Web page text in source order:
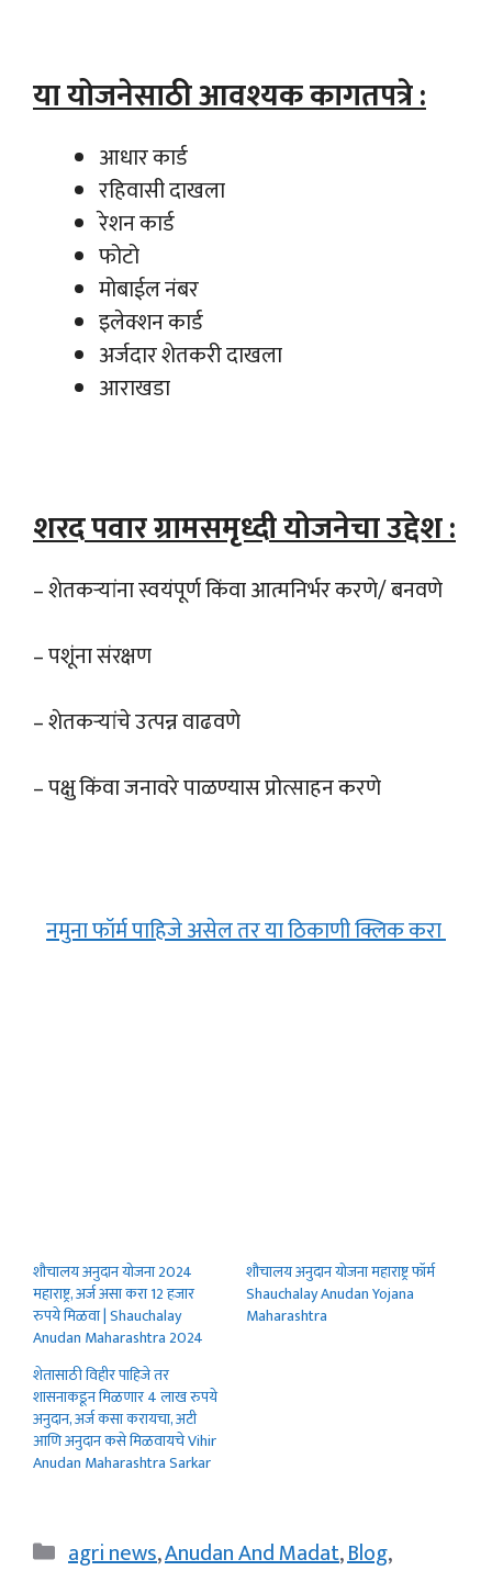
या योजनेसाठी आवश्यक कागतपत्रे :
आधार कार्ड
रहिवासी दाखला
रेशन कार्ड
फोटो
मोबाईल नंबर
इलेक्शन कार्ड
अर्जदार शेतकरी दाखला
आराखडा
शरद पवार ग्रामसमृध्दी योजनेचा उद्देश :
– शेतकऱ्यांना स्वयंपूर्ण किंवा आत्मनिर्भर करणे/ बनवणे
– पशूंना संरक्षण
– शेतकऱ्यांचे उत्पन्न वाढवणे
– पक्षु किंवा जनावरे पाळण्यास प्रोत्साहन करणे
नमुना फॉर्म पाहिजे असेल तर या ठिकाणी क्लिक करा
शौचालय अनुदान योजना 2024
महाराष्ट्र, अर्ज असा करा 12 हजार
रुपये मिळवा | Shauchalay
Anudan Maharashtra 2024
शौचालय अनुदान योजना महाराष्ट्र फॉर्म
Shauchalay Anudan Yojana
Maharashtra
शेतासाठी विहीर पाहिजे तर
शासनाकडून मिळणार 4 लाख रुपये
अनुदान, अर्ज कसा करायचा, अटी
आणि अनुदान कसे मिळवायचे Vihir
Anudan Maharashtra Sarkar
Categories
agri news,Anudan And Madat,Blog,